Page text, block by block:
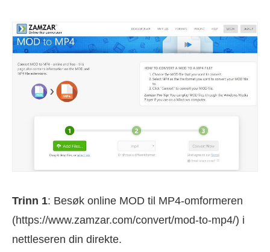
Trinn 1: Besøk online MOD til MP4-omformeren
(https://www.zamzar.com/convert/mod-to-mp4/) i
nettleseren din direkte.